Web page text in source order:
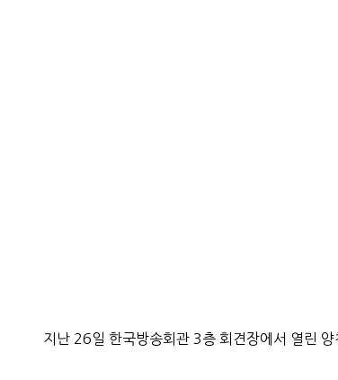
지난 26일 한국방송회관 3층 회견장에서 열린